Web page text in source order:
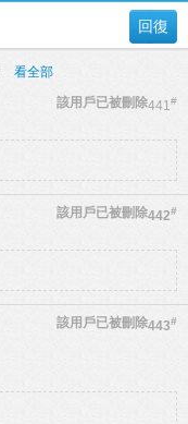
回復
看全部
441#
該用戶已被刪除
442#
該用戶已被刪除
443#
該用戶已被刪除